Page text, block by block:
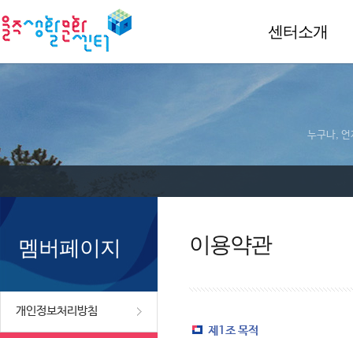
센터소개
누구나, 언
멤버페이지
개인정보처리방침
이용약관
제1조 목적